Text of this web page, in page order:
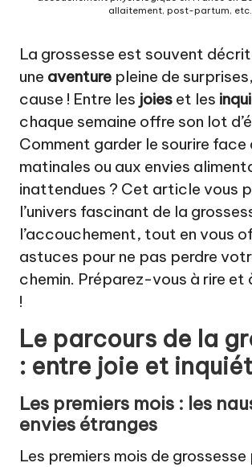
u
r
el
allaitement, post-partum, etc.
La grossesse est souvent
une aventure pleine de
cause ! Entre les joies et les
chaque semaine offre son lot
Comment garder le sourire face
matinales ou aux envies
inattendues ? Cet article vous
l’univers fascinant de la
l’accouchement, tout en vous
astuces pour ne pas perdre
chemin. Préparez-vous à rire et
!
Le parcours de la
: entre joie et
Les premiers mois : les
envies étranges
Les premiers mois de